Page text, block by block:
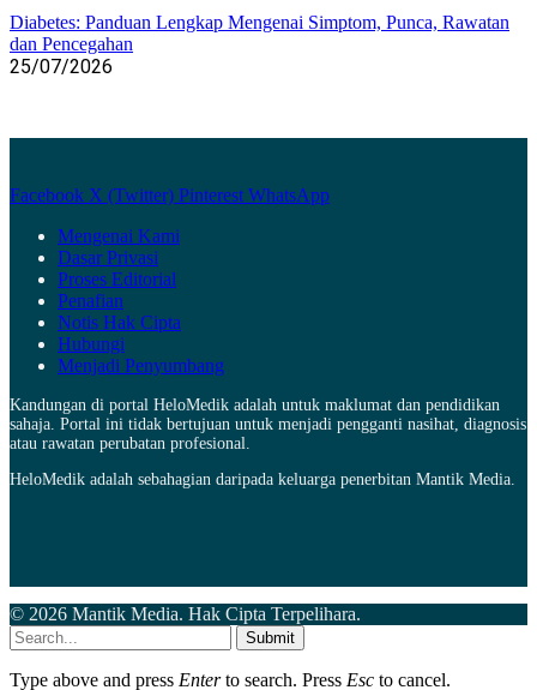
Diabetes: Panduan Lengkap Mengenai Simptom, Punca, Rawatan
dan Pencegahan
25/07/2026
Facebook X (Twitter) Pinterest WhatsApp
Mengenai Kami
Dasar Privasi
Proses Editorial
Penafian
Notis Hak Cipta
Hubungi
Menjadi Penyumbang
Kandungan di portal HeloMedik adalah untuk maklumat dan pendidikan
sahaja. Portal ini tidak bertujuan untuk menjadi pengganti nasihat, diagnosis
atau rawatan perubatan profesional.
HeloMedik adalah sebahagian daripada keluarga penerbitan Mantik Media.
© 2026 Mantik Media. Hak Cipta Terpelihara.
Submit
Type above and press Enterto search. Press Esc to cancel.